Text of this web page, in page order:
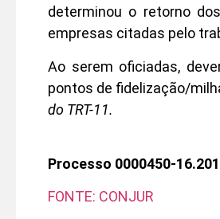
determinou o retorno
empresas citadas pelo
Ao serem oficiadas,
pontos de fidelização/
do TRT-11.
Processo 0000450-
FONTE: CONJUR